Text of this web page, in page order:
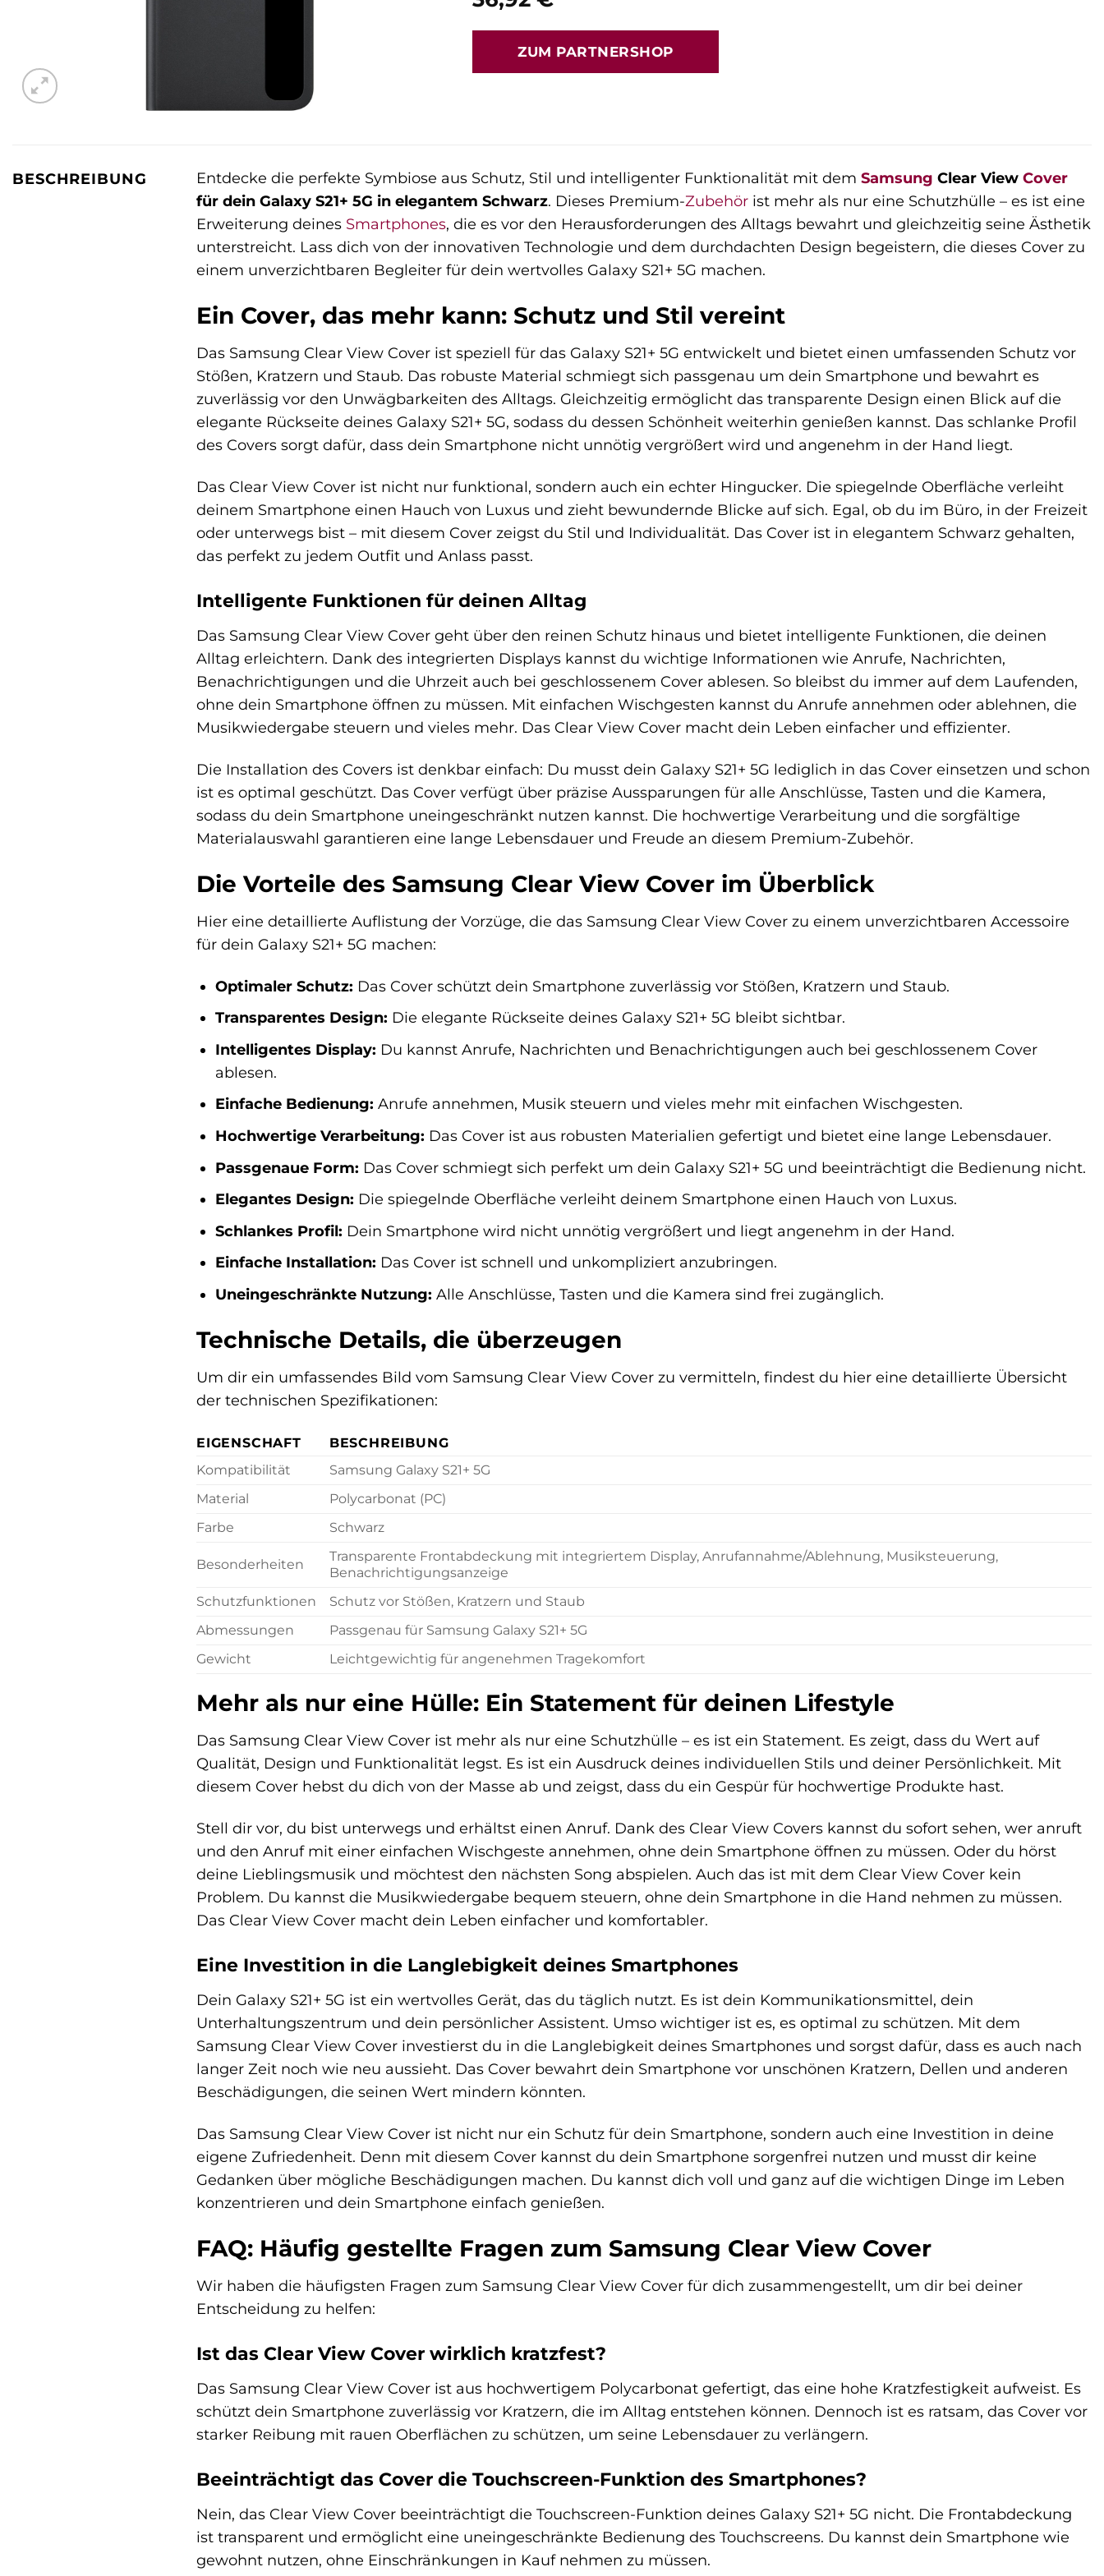
ZUM PARTNERSHOP
BESCHREIBUNG Entdecke die perfekte Symbiose aus Schutz, Stil und intelligenter Funktionalität mit dem Samsung Clear View Cover
für dein Galaxy S21+ 5G in elegantem Schwarz. Dieses Premium-Zubehör ist mehr als nur eine Schutzhülle – es ist eine
Erweiterung deines Smartphones, die es vor den Herausforderungen des Alltags bewahrt und gleichzeitig seine Ästhetik
unterstreicht. Lass dich von der innovativen Technologie und dem durchdachten Design begeistern, die dieses Cover zu
einem unverzichtbaren Begleiter für dein wertvolles Galaxy S21+ 5G machen.
Ein Cover, das mehr kann: Schutz und Stil vereint
Das Samsung Clear View Cover ist speziell für das Galaxy S21+ 5G entwickelt und bietet einen umfassenden Schutz vor
Stößen, Kratzern und Staub. Das robuste Material schmiegt sich passgenau um dein Smartphone und bewahrt es
zuverlässig vor den Unwägbarkeiten des Alltags. Gleichzeitig ermöglicht das transparente Design einen Blick auf die
elegante Rückseite deines Galaxy S21+ 5G, sodass du dessen Schönheit weiterhin genießen kannst. Das schlanke Profil
des Covers sorgt dafür, dass dein Smartphone nicht unnötig vergrößert wird und angenehm in der Hand liegt.
Das Clear View Cover ist nicht nur funktional, sondern auch ein echter Hingucker. Die spiegelnde Oberfläche verleiht
deinem Smartphone einen Hauch von Luxus und zieht bewundernde Blicke auf sich. Egal, ob du im Büro, in der Freizeit
oder unterwegs bist – mit diesem Cover zeigst du Stil und Individualität. Das Cover ist in elegantem Schwarz gehalten,
das perfekt zu jedem Outfit und Anlass passt.
Intelligente Funktionen für deinen Alltag
Das Samsung Clear View Cover geht über den reinen Schutz hinaus und bietet intelligente Funktionen, die deinen
Alltag erleichtern. Dank des integrierten Displays kannst du wichtige Informationen wie Anrufe, Nachrichten,
Benachrichtigungen und die Uhrzeit auch bei geschlossenem Cover ablesen. So bleibst du immer auf dem Laufenden,
ohne dein Smartphone öffnen zu müssen. Mit einfachen Wischgesten kannst du Anrufe annehmen oder ablehnen, die
Musikwiedergabe steuern und vieles mehr. Das Clear View Cover macht dein Leben einfacher und effizienter.
Die Installation des Covers ist denkbar einfach: Du musst dein Galaxy S21+ 5G lediglich in das Cover einsetzen und schon
ist es optimal geschützt. Das Cover verfügt über präzise Aussparungen für alle Anschlüsse, Tasten und die Kamera,
sodass du dein Smartphone uneingeschränkt nutzen kannst. Die hochwertige Verarbeitung und die sorgfältige
Materialauswahl garantieren eine lange Lebensdauer und Freude an diesem Premium-Zubehör.
Die Vorteile des Samsung Clear View Cover im Überblick
Hier eine detaillierte Auflistung der Vorzüge, die das Samsung Clear View Cover zu einem unverzichtbaren Accessoire
für dein Galaxy S21+ 5G machen:
Optimaler Schutz: Das Cover schützt dein Smartphone zuverlässig vor Stößen, Kratzern und Staub.
Transparentes Design: Die elegante Rückseite deines Galaxy S21+ 5G bleibt sichtbar.
Intelligentes Display: Du kannst Anrufe, Nachrichten und Benachrichtigungen auch bei geschlossenem Cover
ablesen.
Einfache Bedienung: Anrufe annehmen, Musik steuern und vieles mehr mit einfachen Wischgesten.
Hochwertige Verarbeitung: Das Cover ist aus robusten Materialien gefertigt und bietet eine lange Lebensdauer.
Passgenaue Form: Das Cover schmiegt sich perfekt um dein Galaxy S21+ 5G und beeinträchtigt die Bedienung nicht.
Elegantes Design: Die spiegelnde Oberfläche verleiht deinem Smartphone einen Hauch von Luxus.
Schlankes Profil: Dein Smartphone wird nicht unnötig vergrößert und liegt angenehm in der Hand.
Einfache Installation: Das Cover ist schnell und unkompliziert anzubringen.
Uneingeschränkte Nutzung: Alle Anschlüsse, Tasten und die Kamera sind frei zugänglich.
Technische Details, die überzeugen
Um dir ein umfassendes Bild vom Samsung Clear View Cover zu vermitteln, findest du hier eine detaillierte Übersicht
der technischen Spezifikationen:
EIGENSCHAFT
BESCHREIBUNG
Kompatibilität
Samsung Galaxy S21+ 5G
Material
Polycarbonat (PC)
Farbe
Schwarz
Besonderheiten
Transparente Frontabdeckung mit integriertem Display, Anrufannahme/Ablehnung, Musiksteuerung,
Benachrichtigungsanzeige
Schutzfunktionen
Schutz vor Stößen, Kratzern und Staub
Abmessungen
Passgenau für Samsung Galaxy S21+ 5G
Gewicht
Leichtgewichtig für angenehmen Tragekomfort
Mehr als nur eine Hülle: Ein Statement für deinen Lifestyle
Das Samsung Clear View Cover ist mehr als nur eine Schutzhülle – es ist ein Statement. Es zeigt, dass du Wert auf
Qualität, Design und Funktionalität legst. Es ist ein Ausdruck deines individuellen Stils und deiner Persönlichkeit. Mit
diesem Cover hebst du dich von der Masse ab und zeigst, dass du ein Gespür für hochwertige Produkte hast.
Stell dir vor, du bist unterwegs und erhältst einen Anruf. Dank des Clear View Covers kannst du sofort sehen, wer anruft
und den Anruf mit einer einfachen Wischgeste annehmen, ohne dein Smartphone öffnen zu müssen. Oder du hörst
deine Lieblingsmusik und möchtest den nächsten Song abspielen. Auch das ist mit dem Clear View Cover kein
Problem. Du kannst die Musikwiedergabe bequem steuern, ohne dein Smartphone in die Hand nehmen zu müssen.
Das Clear View Cover macht dein Leben einfacher und komfortabler.
Eine Investition in die Langlebigkeit deines Smartphones
Dein Galaxy S21+ 5G ist ein wertvolles Gerät, das du täglich nutzt. Es ist dein Kommunikationsmittel, dein
Unterhaltungszentrum und dein persönlicher Assistent. Umso wichtiger ist es, es optimal zu schützen. Mit dem
Samsung Clear View Cover investierst du in die Langlebigkeit deines Smartphones und sorgst dafür, dass es auch nach
langer Zeit noch wie neu aussieht. Das Cover bewahrt dein Smartphone vor unschönen Kratzern, Dellen und anderen
Beschädigungen, die seinen Wert mindern könnten.
Das Samsung Clear View Cover ist nicht nur ein Schutz für dein Smartphone, sondern auch eine Investition in deine
eigene Zufriedenheit. Denn mit diesem Cover kannst du dein Smartphone sorgenfrei nutzen und musst dir keine
Gedanken über mögliche Beschädigungen machen. Du kannst dich voll und ganz auf die wichtigen Dinge im Leben
konzentrieren und dein Smartphone einfach genießen.
FAQ: Häufig gestellte Fragen zum Samsung Clear View Cover
Wir haben die häufigsten Fragen zum Samsung Clear View Cover für dich zusammengestellt, um dir bei deiner
Entscheidung zu helfen:
Ist das Clear View Cover wirklich kratzfest?
Das Samsung Clear View Cover ist aus hochwertigem Polycarbonat gefertigt, das eine hohe Kratzfestigkeit aufweist. Es
schützt dein Smartphone zuverlässig vor Kratzern, die im Alltag entstehen können. Dennoch ist es ratsam, das Cover vor
starker Reibung mit rauen Oberflächen zu schützen, um seine Lebensdauer zu verlängern.
Beeinträchtigt das Cover die Touchscreen-Funktion des Smartphones?
Nein, das Clear View Cover beeinträchtigt die Touchscreen-Funktion deines Galaxy S21+ 5G nicht. Die Frontabdeckung
ist transparent und ermöglicht eine uneingeschränkte Bedienung des Touchscreens. Du kannst dein Smartphone wie
gewohnt nutzen, ohne Einschränkungen in Kauf nehmen zu müssen.